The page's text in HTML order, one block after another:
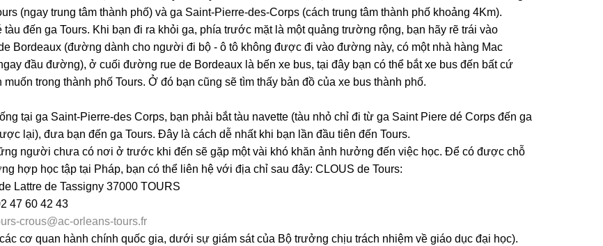
(ngay trung tâm thành phố) và ga Saint-Pierre-des-Corps (cách trung tâm thành phố khoảng 4Km).
tàu đến ga Tours. Khi bạn đi ra khỏi ga, phía trước mặt là một quảng trường rộng, bạn hãy rẽ trái vào
Bordeaux (đường dành cho người đi bộ - ô tô không được đi vào đường này, có một nhà hàng Mac
đầu đường), ở cuối đường rue de Bordeaux là bến xe bus, tại đây bạn có thể bắt xe bus đến bất cứ
muốn trong thành phố Tours. Ở đó bạn cũng sẽ tìm thấy bản đồ của xe bus thành phố.
tại ga Saint-Pierre-des Corps, bạn phải bắt tàu navette (tàu nhỏ chỉ đi từ ga Saint Piere dé Corps đến ga
lại), đưa bạn đến ga Tours. Đây là cách dễ nhất khi bạn lần đầu tiên đến Tours.
người chưa có nơi ở trước khi đến sẽ gặp một vài khó khăn ảnh hưởng đến việc học. Để có được chỗ
hợp học tập tại Pháp, bạn có thể liên hệ với địa chỉ sau đây: CLOUS de Tours:
Lattre de Tassigny 37000 TOURS
47 60 42 43
crous@ac-orleans-tours.fr
cơ quan hành chính quốc gia, dưới sự giám sát của Bộ trưởng chịu trách nhiệm về giáo dục đại học).